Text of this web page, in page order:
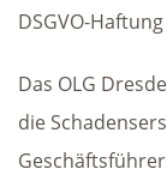
DSGVO-
Das OLG
die